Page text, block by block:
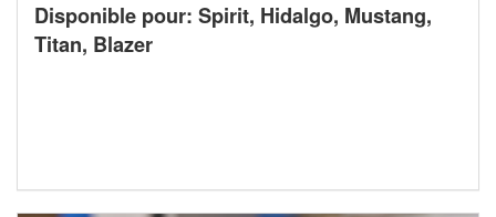
Disponible pour: Spirit, Hidalgo, Mustang,
Titan, Blazer